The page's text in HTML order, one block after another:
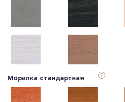
Морилка стандартная